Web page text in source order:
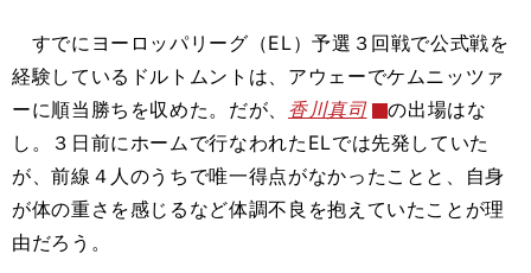
すでにヨーロッパリーグ（EL）予選３回戦で公式戦を
経験しているドルトムントは、アウェーでケムニッツァ
ーに順当勝ちを収めた。だが、 香川真司
の出場はな
し。３日前にホームで行なわれたELでは先発していた
が、前線４人のうちで唯一得点がなかったことと、自身
が体の重さを感じるなど体調不良を抱えていたことが理
由だろう。